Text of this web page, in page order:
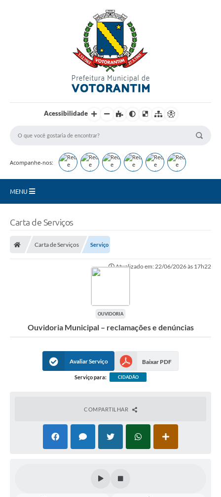
Acessibilidade
Acompanhe-nos:
MENU
Perguntas e Respostas Frequentes
Selo Verde
Empreendedor
Plano Municipal de Retomada das Aulas Presenciais
Carta de Serviços
Carta de Serviços Serviço
Atualizado em: 22/06/2026 às 17h22
OUVIDORIA
Ouvidoria Municipal – reclamações e denúncias
Avaliar Serviço Baixar PDF
Serviço para: CIDADÃO
COMPARTILHAR